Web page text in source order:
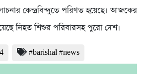
কেন্দ্রবিন্দুতে পরিণত হয়েছে। আজকের
নিহত শিশুর পরিবারসহ পুরো দেশ।
#barishal #news